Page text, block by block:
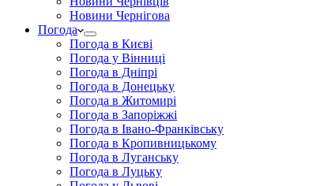
Новини Чернігова
Погода
Погода в Києві
Погода у Вінниці
Погода в Дніпрі
Погода в Донецьку
Погода в Житомирі
Погода в Запоріжжі
Погода в Івано-Франківську
Погода в Кропивницькому
Погода в Луганську
Погода в Луцьку